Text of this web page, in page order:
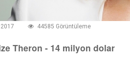
44585 Görüntüleme
Theron - 14 milyon dolar